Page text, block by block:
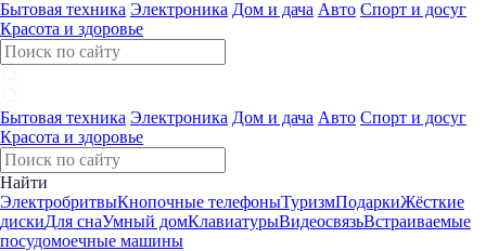
Бытовая техника Электроника Дом и дача Авто Спорт и досуг
Красота и здоровье
Бытовая техника Электроника Дом и дача Авто Спорт и досуг
Красота и здоровье
Найти
ЭлектробритвыКнопочные телефоныТуризмПодаркиЖёсткие
дискиДля снаУмный домКлавиатурыВидеосвязьВстраиваемые
посудомоечные машины